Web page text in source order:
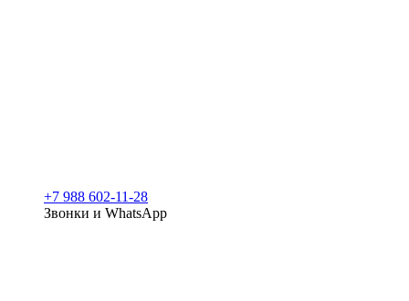
+7 988 602-11-28
Звонки и WhatsApp